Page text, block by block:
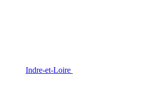
Indre-et-Loire